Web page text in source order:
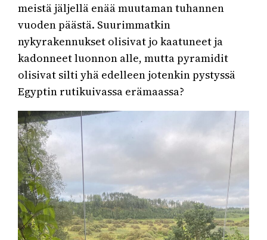
meistä jäljellä enää muutaman tuhannen
vuoden päästä. Suurimmatkin
nykyrakennukset olisivat jo kaatuneet ja
kadonneet luonnon alle, mutta pyramidit
olisivat silti yhä edelleen jotenkin pystyssä
Egyptin rutikuivassa erämaassa?